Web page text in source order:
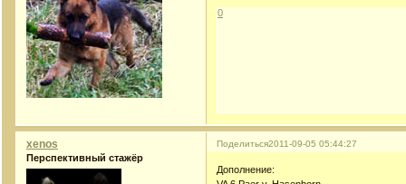
0
Поделиться2011-09-05 05:44:27
xenos
Перспективный стажёр
Дополнение: